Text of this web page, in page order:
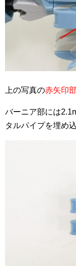
上の写真の赤矢印部
バーニア部には
タルパイプを埋め